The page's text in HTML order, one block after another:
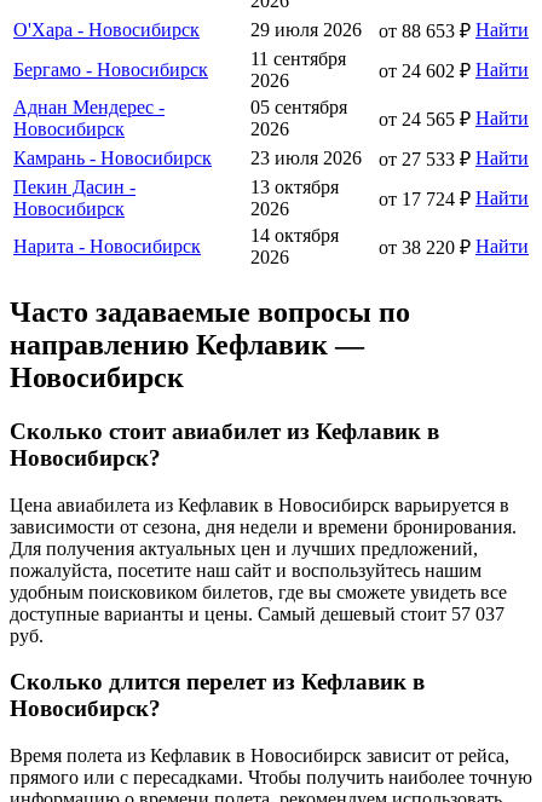
О'Хара - Новосибирск
29 июля 2026 от 88 653 ₽ Найти
Бергамо - Новосибирск
11 сентября
2026
от 24 602 ₽ Найти
Аднан Мендерес -
Новосибирск
05 сентября
2026
от 24 565 ₽ Найти
Камрань - Новосибирск
23 июля 2026 от 27 533 ₽ Найти
Пекин Дасин -
Новосибирск
13 октября
2026
от 17 724 ₽ Найти
Нарита - Новосибирск
14 октября
2026
от 38 220 ₽ Найти
Часто задаваемые вопросы по
направлению Кефлавик —
Новосибирск
Сколько стоит авиабилет из Кефлавик в
Новосибирск?
Цена авиабилета из Кефлавик в Новосибирск варьируется в
зависимости от сезона, дня недели и времени бронирования.
Для получения актуальных цен и лучших предложений,
пожалуйста, посетите наш сайт и воспользуйтесь нашим
удобным поисковиком билетов, где вы сможете увидеть все
доступные варианты и цены. Самый дешевый стоит 57 037
руб.
Сколько длится перелет из Кефлавик в
Новосибирск?
Время полета из Кефлавик в Новосибирск зависит от рейса,
прямого или с пересадками. Чтобы получить наиболее точную